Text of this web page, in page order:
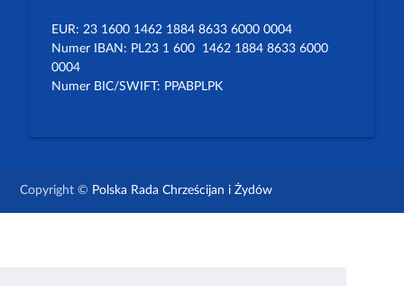
EUR: 23 1600 1462 1884 8633 6000 0004
Numer IBAN: PL23 1 600 1462 1884 8633 6000
0004
Numer BIC/SWIFT: PPABPLPK
Copyright © Polska Rada Chrześcijan i Żydów